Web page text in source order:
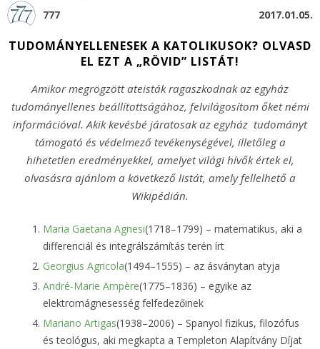
777 2017.01.05.
TUDOMÁNYELLENESEK A KATOLIKUSOK? OLVASD
EL EZT A „RÖVID” LISTÁT!
Amikor megrögzött ateisták ragaszkodnak az egyház
tudományellenes beállítottságához, felvilágosítom őket némi
információval. Akik kevésbé járatosak az egyház tudományt
támogató és védelmező tevékenységével, illetőleg a
hihetetlen eredményekkel, amelyet világi hívők értek el,
olvasásra ajánlom a következő listát, amely fellelhető a
Wikipédián.
Maria Gaetana Agnesi(1718–1799) – matematikus, aki a
differenciál és integrálszámítás terén írt
Georgius Agricola(1494–1555) – az ásványtan atyja
André-Marie Ampère(1775–1836) – egyike az
elektromágnesesség felfedezőinek
Mariano Artigas(1938–2006) – Spanyol fizikus, filozófus
és teológus, aki megkapta a Templeton Alapítvány Díjat